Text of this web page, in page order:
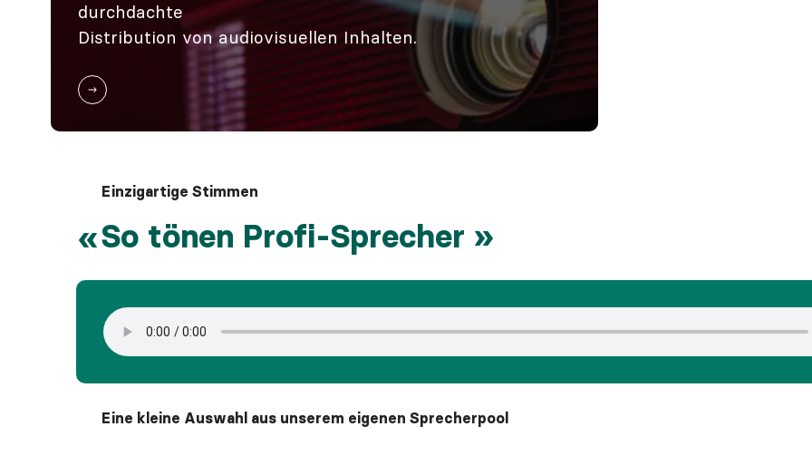
durchdachte
Distribution von audiovisuellen Inhalten.
Einzigartige Stimmen
So tönen Profi-Sprecher
Eine kleine Auswahl aus unserem eigenen Sprecherpool